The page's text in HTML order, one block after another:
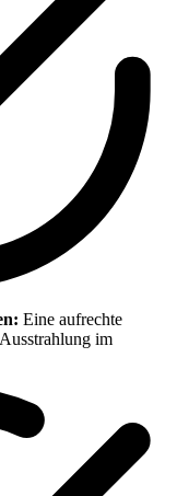
Eine aufrechte
im